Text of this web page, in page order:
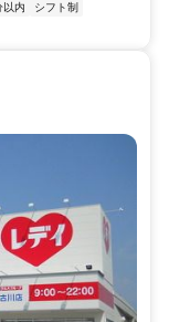
以内
シフト制